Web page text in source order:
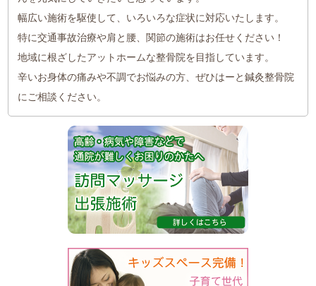
幅広い施術を駆使して、いろいろな症状に対応いたします。
特に交通事故治療や肩と腰、関節の施術はお任せください！
地域に根ざしたアットホームな整骨院を目指しています。
辛いお身体の痛みや不調でお悩みの方、ぜひはーと鍼灸整骨院
にご相談ください。